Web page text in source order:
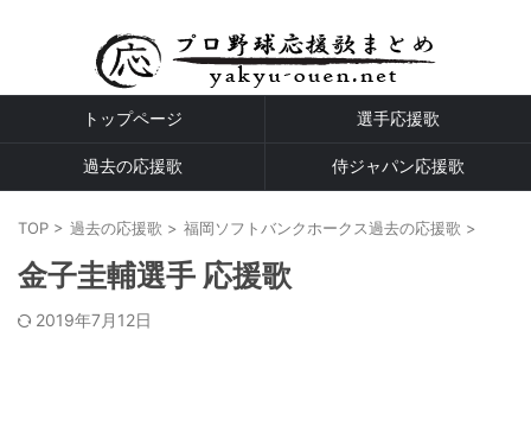
トップページ 選手応援歌
過去の応援歌 侍ジャパン応援歌
TOP > 過去の応援歌 > 福岡ソフトバンクホークス過去の応援歌 >
金子圭輔選手 応援歌
2019年7月12日